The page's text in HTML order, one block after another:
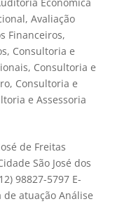
, Avaliação
Financeiros,
, Consultoria e
, Consultoria e
, Consultoria e
e Assessoria
de Freitas
São José dos
98827-5797 E-
atuação Análise